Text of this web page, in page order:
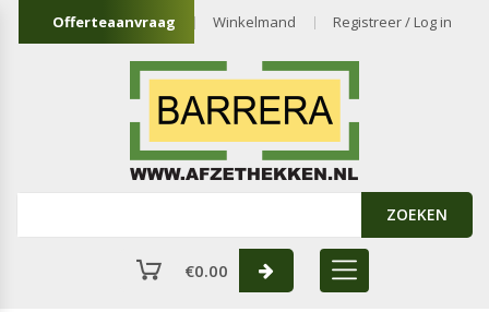
Offerteaanvraag Winkelmand Registreer / Log in
ZOEKEN
€0.00